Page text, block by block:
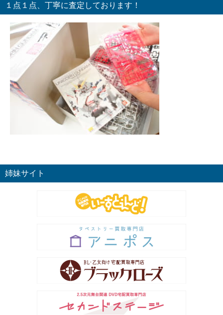
１点１点、丁寧に査定しております！
姉妹サイト